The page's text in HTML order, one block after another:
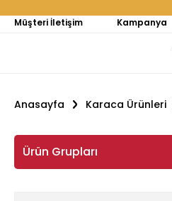
Müşteri İletişim Kampanya
Anasayfa Karaca Ürünleri
Ürün Grupları